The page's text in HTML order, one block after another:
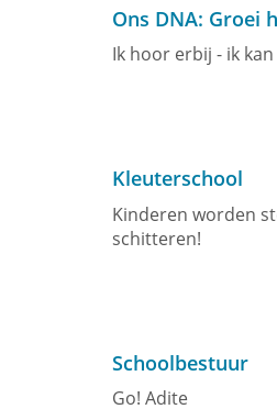
Ons DNA: Groei
Ik hoor erbij - ik
Kleuterschool
Kinderen worden
schitteren!
Schoolbestuur
Go! Adite